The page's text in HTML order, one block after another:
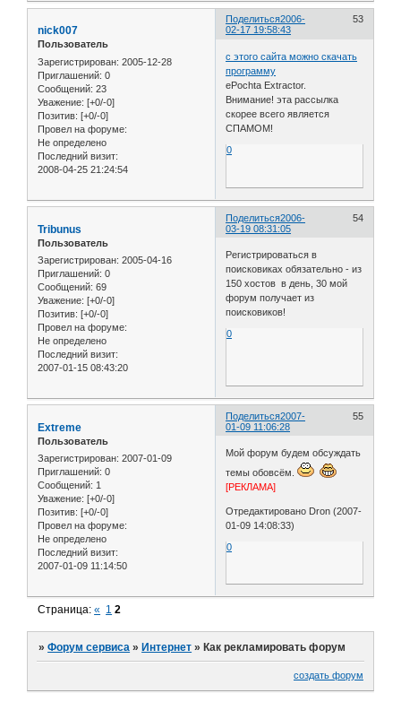
Поделиться 53
2006-
02-17 19:58:43
nick007
Пользователь
Зарегистрирован: 2005-12-28
Приглашений: 0
Сообщений: 23
Уважение: [+0/-0]
Позитив: [+0/-0]
Провел на форуме:
Не определено
Последний визит:
2008-04-25 21:24:54
с этого сайта можно скачать
программу
ePochta Extractor.
Внимание! эта рассылка
скорее всего является
СПАМОМ!
0
Поделиться 54
2006-
03-19 08:31:05
Tribunus
Пользователь
Зарегистрирован: 2005-04-16
Приглашений: 0
Сообщений: 69
Уважение: [+0/-0]
Позитив: [+0/-0]
Провел на форуме:
Не определено
Последний визит:
2007-01-15 08:43:20
Регистрироваться в
поисковиках обязательно - из
150 хостов в день, 30 мой
форум получает из
поисковиков!
0
Поделиться 55
2007-
01-09 11:06:28
Extreme
Пользователь
Зарегистрирован: 2007-01-09
Приглашений: 0
Сообщений: 1
Уважение: [+0/-0]
Позитив: [+0/-0]
Провел на форуме:
Не определено
Последний визит:
2007-01-09 11:14:50
Мой форум будем обсуждать
темы обовсём.
[РЕКЛАМА]
Отредактировано Dron (2007-
01-09 14:08:33)
0
Страница:« 1 2
»Форум сервиса »Интернет »Как рекламировать форум
создать форум